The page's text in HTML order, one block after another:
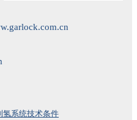
氢系统技术条件